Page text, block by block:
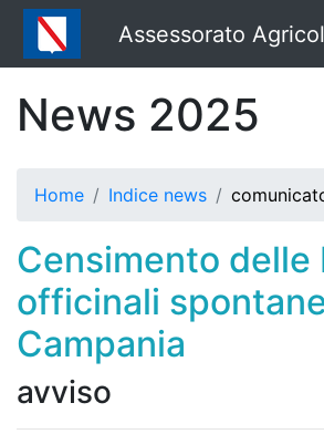
Assessorato
News 2025
Home Indice news
Censimento delle
officinali
Campania
avviso